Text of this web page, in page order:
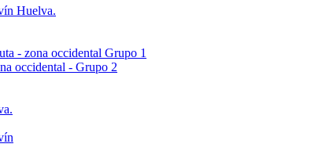
Huelva.
- zona occidental Grupo 1
occidental - Grupo 2